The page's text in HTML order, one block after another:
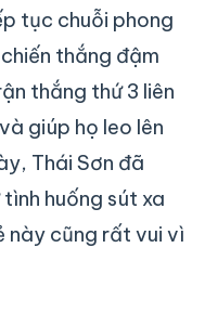
tục chuỗi phong
thắng đậm
thắng thứ 3 liên
giúp họ leo lên
Thái Sơn đã
huống sút xa
này cũng rất vui vì